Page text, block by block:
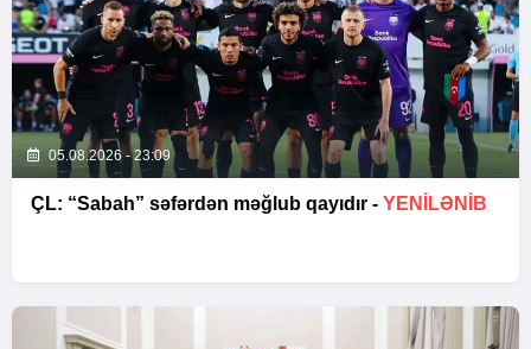
05.08.2026 - 23:09
ÇL: “Sabah” səfərdən məğlub qayıdır - YENİLƏNİB